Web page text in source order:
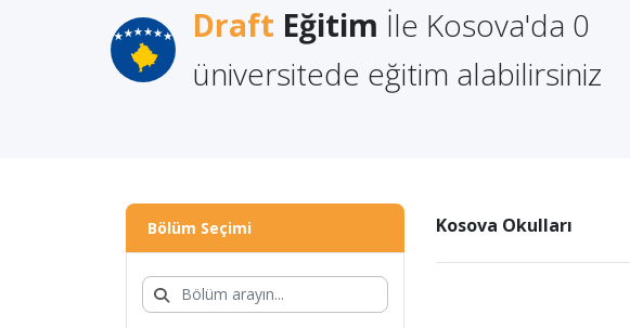
Draft Eğitim İle Kosova'da 0
üniversitede eğitim alabilirsiniz
Doğu Saraybosna
Üniversitesi: Akademik
Fırsatlar ve Kaliteli...
Eğitim Vizesi Nedir? Nasıl
Bölüm Seçimi Kosova Okulları